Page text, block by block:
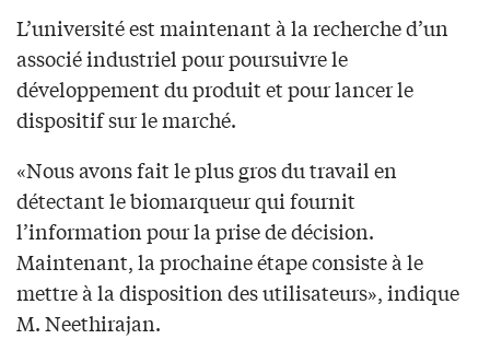
L’université est maintenant à la recherche d’un
associé industriel pour poursuivre le
développement du produit et pour lancer le
dispositif sur le marché.
«Nous avons fait le plus gros du travail en
détectant le biomarqueur qui fournit
l’information pour la prise de décision.
Maintenant, la prochaine étape consiste à le
mettre à la disposition des utilisateurs», indique
M. Neethirajan.